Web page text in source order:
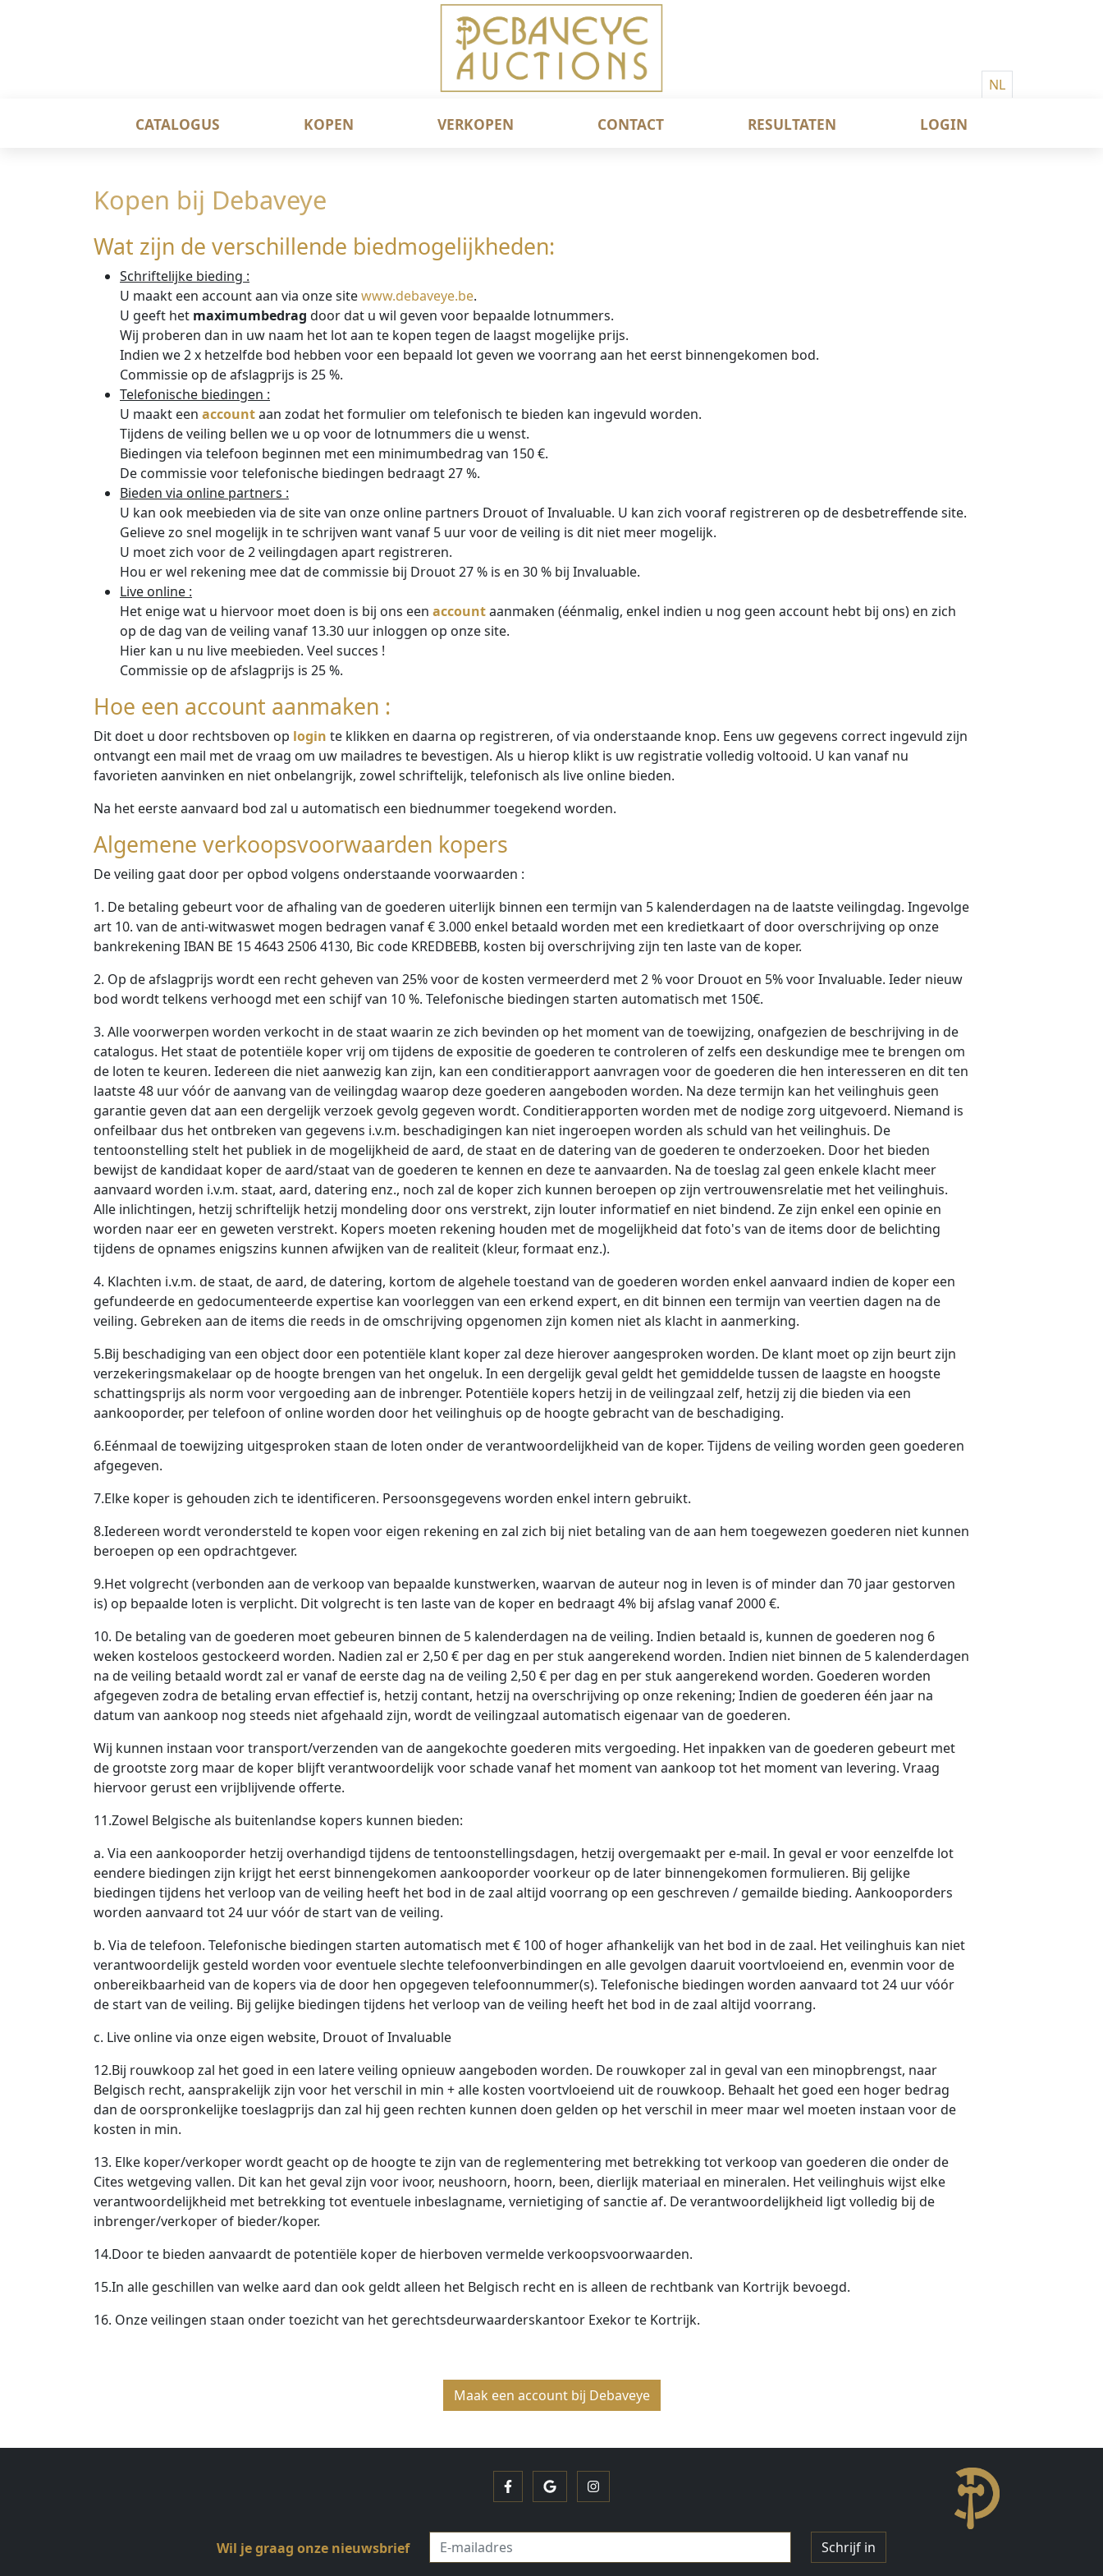
NL
CATALOGUS KOPEN VERKOPEN CONTACT RESULTATEN LOGIN
Kopen bij Debaveye
Wat zijn de verschillende biedmogelijkheden:
Schriftelijke bieding :
U maakt een account aan via onze sitewww.debaveye.be.
U geeft het maximumbedrag door dat u wil geven voor bepaalde lotnummers.
Wij proberen dan in uw naam het lot aan te kopen tegen de laagst mogelijke prijs.
Indien we 2 x hetzelfde bod hebben voor een bepaald lot geven we voorrang aan het eerst binnengekomen bod.
Commissie op de afslagprijs is 25 %.
Telefonische biedingen :
U maakt een accountaan zodat het formulier om telefonisch te bieden kan ingevuld worden.
Tijdens de veiling bellen we u op voor de lotnummers die u wenst.
Biedingen via telefoon beginnen met een minimumbedrag van 150 €.
De commissie voor telefonische biedingen bedraagt 27 %.
Bieden via online partners :
U kan ook meebieden via de site van onze online partners Drouot of Invaluable. U kan zich vooraf registreren op de desbetreffende site.
Gelieve zo snel mogelijk in te schrijven want vanaf 5 uur voor de veiling is dit niet meer mogelijk.
U moet zich voor de 2 veilingdagen apart registreren.
Hou er wel rekening mee dat de commissie bij Drouot 27 % is en 30 % bij Invaluable.
Live online :
Het enige wat u hiervoor moet doen is bij ons een accountaanmaken (éénmalig, enkel indien u nog geen account hebt bij ons) en zich
op de dag van de veiling vanaf 13.30 uur inloggen op onze site.
Hier kan u nu live meebieden. Veel succes !
Commissie op de afslagprijs is 25 %.
Hoe een account aanmaken :
Dit doet u door rechtsboven op login te klikken en daarna op registreren, of via onderstaande knop. Eens uw gegevens correct ingevuld zijn
ontvangt een mail met de vraag om uw mailadres te bevestigen. Als u hierop klikt is uw registratie volledig voltooid. U kan vanaf nu
favorieten aanvinken en niet onbelangrijk, zowel schriftelijk, telefonisch als live online bieden.
Na het eerste aanvaard bod zal u automatisch een biednummer toegekend worden.
Algemene verkoopsvoorwaarden kopers
De veiling gaat door per opbod volgens onderstaande voorwaarden :
1. De betaling gebeurt voor de afhaling van de goederen uiterlijk binnen een termijn van 5 kalenderdagen na de laatste veilingdag. Ingevolge
art 10. van de anti-witwaswet mogen bedragen vanaf € 3.000 enkel betaald worden met een kredietkaart of door overschrijving op onze
bankrekening IBAN BE 15 4643 2506 4130, Bic code KREDBEBB, kosten bij overschrijving zijn ten laste van de koper.
2. Op de afslagprijs wordt een recht geheven van 25% voor de kosten vermeerderd met 2 % voor Drouot en 5% voor Invaluable. Ieder nieuw
bod wordt telkens verhoogd met een schijf van 10 %. Telefonische biedingen starten automatisch met 150€.
3. Alle voorwerpen worden verkocht in de staat waarin ze zich bevinden op het moment van de toewijzing, onafgezien de beschrijving in de
catalogus. Het staat de potentiële koper vrij om tijdens de expositie de goederen te controleren of zelfs een deskundige mee te brengen om
de loten te keuren. Iedereen die niet aanwezig kan zijn, kan een conditierapport aanvragen voor de goederen die hen interesseren en dit ten
laatste 48 uur vóór de aanvang van de veilingdag waarop deze goederen aangeboden worden. Na deze termijn kan het veilinghuis geen
garantie geven dat aan een dergelijk verzoek gevolg gegeven wordt. Conditierapporten worden met de nodige zorg uitgevoerd. Niemand is
onfeilbaar dus het ontbreken van gegevens i.v.m. beschadigingen kan niet ingeroepen worden als schuld van het veilinghuis. De
tentoonstelling stelt het publiek in de mogelijkheid de aard, de staat en de datering van de goederen te onderzoeken. Door het bieden
bewijst de kandidaat koper de aard/staat van de goederen te kennen en deze te aanvaarden. Na de toeslag zal geen enkele klacht meer
aanvaard worden i.v.m. staat, aard, datering enz., noch zal de koper zich kunnen beroepen op zijn vertrouwensrelatie met het veilinghuis.
Alle inlichtingen, hetzij schriftelijk hetzij mondeling door ons verstrekt, zijn louter informatief en niet bindend. Ze zijn enkel een opinie en
worden naar eer en geweten verstrekt. Kopers moeten rekening houden met de mogelijkheid dat foto's van de items door de belichting
tijdens de opnames enigszins kunnen afwijken van de realiteit (kleur, formaat enz.).
4. Klachten i.v.m. de staat, de aard, de datering, kortom de algehele toestand van de goederen worden enkel aanvaard indien de koper een
gefundeerde en gedocumenteerde expertise kan voorleggen van een erkend expert, en dit binnen een termijn van veertien dagen na de
veiling. Gebreken aan de items die reeds in de omschrijving opgenomen zijn komen niet als klacht in aanmerking.
5.Bij beschadiging van een object door een potentiële klant koper zal deze hierover aangesproken worden. De klant moet op zijn beurt zijn
verzekeringsmakelaar op de hoogte brengen van het ongeluk. In een dergelijk geval geldt het gemiddelde tussen de laagste en hoogste
schattingsprijs als norm voor vergoeding aan de inbrenger. Potentiële kopers hetzij in de veilingzaal zelf, hetzij zij die bieden via een
aankooporder, per telefoon of online worden door het veilinghuis op de hoogte gebracht van de beschadiging.
6.Eénmaal de toewijzing uitgesproken staan de loten onder de verantwoordelijkheid van de koper. Tijdens de veiling worden geen goederen
afgegeven.
7.Elke koper is gehouden zich te identificeren. Persoonsgegevens worden enkel intern gebruikt.
8.Iedereen wordt verondersteld te kopen voor eigen rekening en zal zich bij niet betaling van de aan hem toegewezen goederen niet kunnen
beroepen op een opdrachtgever.
9.Het volgrecht (verbonden aan de verkoop van bepaalde kunstwerken, waarvan de auteur nog in leven is of minder dan 70 jaar gestorven
is) op bepaalde loten is verplicht. Dit volgrecht is ten laste van de koper en bedraagt 4% bij afslag vanaf 2000 €.
10. De betaling van de goederen moet gebeuren binnen de 5 kalenderdagen na de veiling. Indien betaald is, kunnen de goederen nog 6
weken kosteloos gestockeerd worden. Nadien zal er 2,50 € per dag en per stuk aangerekend worden. Indien niet binnen de 5 kalenderdagen
na de veiling betaald wordt zal er vanaf de eerste dag na de veiling 2,50 € per dag en per stuk aangerekend worden. Goederen worden
afgegeven zodra de betaling ervan effectief is, hetzij contant, hetzij na overschrijving op onze rekening; Indien de goederen één jaar na
datum van aankoop nog steeds niet afgehaald zijn, wordt de veilingzaal automatisch eigenaar van de goederen.
Wij kunnen instaan voor transport/verzenden van de aangekochte goederen mits vergoeding. Het inpakken van de goederen gebeurt met
de grootste zorg maar de koper blijft verantwoordelijk voor schade vanaf het moment van aankoop tot het moment van levering. Vraag
hiervoor gerust een vrijblijvende offerte.
11.Zowel Belgische als buitenlandse kopers kunnen bieden:
a. Via een aankooporder hetzij overhandigd tijdens de tentoonstellingsdagen, hetzij overgemaakt per e-mail. In geval er voor eenzelfde lot
eendere biedingen zijn krijgt het eerst binnengekomen aankooporder voorkeur op de later binnengekomen formulieren. Bij gelijke
biedingen tijdens het verloop van de veiling heeft het bod in de zaal altijd voorrang op een geschreven / gemailde bieding. Aankooporders
worden aanvaard tot 24 uur vóór de start van de veiling.
b. Via de telefoon. Telefonische biedingen starten automatisch met € 100 of hoger afhankelijk van het bod in de zaal. Het veilinghuis kan niet
verantwoordelijk gesteld worden voor eventuele slechte telefoonverbindingen en alle gevolgen daaruit voortvloeiend en, evenmin voor de
onbereikbaarheid van de kopers via de door hen opgegeven telefoonnummer(s). Telefonische biedingen worden aanvaard tot 24 uur vóór
de start van de veiling. Bij gelijke biedingen tijdens het verloop van de veiling heeft het bod in de zaal altijd voorrang.
c. Live online via onze eigen website, Drouot of Invaluable
12.Bij rouwkoop zal het goed in een latere veiling opnieuw aangeboden worden. De rouwkoper zal in geval van een minopbrengst, naar
Belgisch recht, aansprakelijk zijn voor het verschil in min + alle kosten voortvloeiend uit de rouwkoop. Behaalt het goed een hoger bedrag
dan de oorspronkelijke toeslagprijs dan zal hij geen rechten kunnen doen gelden op het verschil in meer maar wel moeten instaan voor de
kosten in min.
13. Elke koper/verkoper wordt geacht op de hoogte te zijn van de reglementering met betrekking tot verkoop van goederen die onder de
Cites wetgeving vallen. Dit kan het geval zijn voor ivoor, neushoorn, hoorn, been, dierlijk materiaal en mineralen. Het veilinghuis wijst elke
verantwoordelijkheid met betrekking tot eventuele inbeslagname, vernietiging of sanctie af. De verantwoordelijkheid ligt volledig bij de
inbrenger/verkoper of bieder/koper.
14.Door te bieden aanvaardt de potentiële koper de hierboven vermelde verkoopsvoorwaarden.
15.In alle geschillen van welke aard dan ook geldt alleen het Belgisch recht en is alleen de rechtbank van Kortrijk bevoegd.
16. Onze veilingen staan onder toezicht van het gerechtsdeurwaarderskantoor Exekor te Kortrijk.
Maak een account bij Debaveye
FacebookGoogle Instagram
Wil je graag onze nieuwsbrief
Schrijf in